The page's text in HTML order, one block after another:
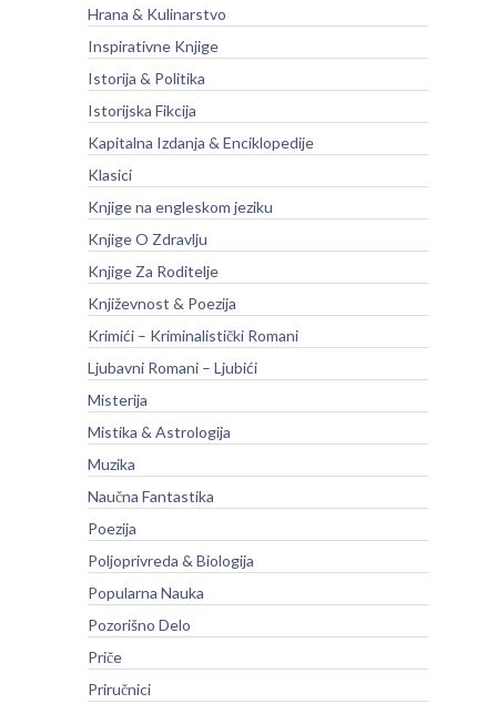
Hrana & Kulinarstvo
Inspirativne Knjige
Istorija & Politika
Istorijska Fikcija
Kapitalna Izdanja & Enciklopedije
Klasici
Knjige na engleskom jeziku
Knjige O Zdravlju
Knjige Za Roditelje
Književnost & Poezija
Krimići – Kriminalistički Romani
Ljubavni Romani – Ljubići
Misterija
Mistika & Astrologija
Muzika
Naučna Fantastika
Poezija
Poljoprivreda & Biologija
Popularna Nauka
Pozorišno Delo
Priče
Priručnici